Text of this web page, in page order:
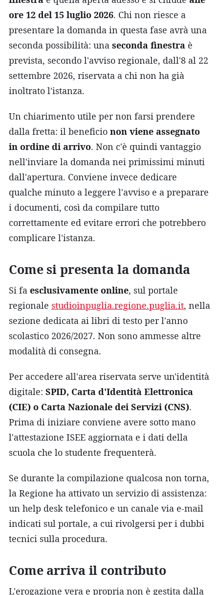
ore 12 del 15 luglio 2026. Chi non riesce a
presentare la domanda in questa fase avrà una
seconda possibilità: una seconda finestra è
prevista, secondo l'avviso regionale, dall'8 al 22
settembre 2026, riservata a chi non ha già
inoltrato l'istanza.
Un chiarimento utile per non farsi prendere
dalla fretta: il beneficio non viene assegnato
in ordine di arrivo. Non c'è quindi vantaggio
nell'inviare la domanda nei primissimi minuti
dall'apertura. Conviene invece dedicare
qualche minuto a leggere l'avviso e a preparare
i documenti, così da compilare tutto
correttamente ed evitare errori che potrebbero
complicare l'istanza.
Come si presenta la domanda
Si fa esclusivamente online, sul portale
regionale studioinpuglia.regione.puglia.it, nella
sezione dedicata ai libri di testo per l'anno
scolastico 2026/2027. Non sono ammesse altre
modalità di consegna.
Per accedere all'area riservata serve un'identità
digitale: SPID, Carta d'Identità Elettronica
(CIE) o Carta Nazionale dei Servizi (CNS).
Prima di iniziare conviene avere sotto mano
l'attestazione ISEE aggiornata e i dati della
scuola che lo studente frequenterà.
Se durante la compilazione qualcosa non torna,
la Regione ha attivato un servizio di assistenza:
un help desk telefonico e un canale via e-mail
indicati sul portale, a cui rivolgersi per i dubbi
tecnici sulla procedura.
Come arriva il contributo
L'erogazione vera e propria non è gestita dalla